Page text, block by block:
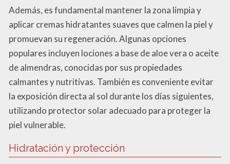
Además, es fundamental mantener la zona limpia y
aplicar cremas hidratantes suaves que calmen la piel y
promuevan su regeneración. Algunas opciones
populares incluyen lociones a base de aloe vera o aceite
de almendras, conocidas por sus propiedades
calmantes y nutritivas. También es conveniente evitar
la exposición directa al sol durante los días siguientes,
utilizando protector solar adecuado para proteger la
piel vulnerable.
Hidratación y protección